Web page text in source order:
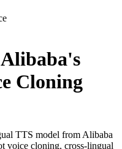
Cloning
TTS model from Alibaba
voice cloning, cross-lingual